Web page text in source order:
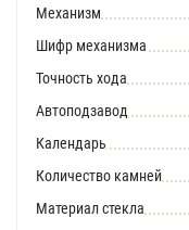
Механизм
Шифр механизма
Точность хода
Автоподзавод
Календарь
Количество камней
Материал стекла